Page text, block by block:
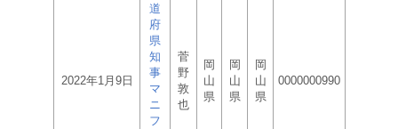
2022年1月9日
道
府
県
知
事
マ
ニ
フ
菅
野
敦
也
岡
山
県
岡
山
県
岡
山
県
0000000990